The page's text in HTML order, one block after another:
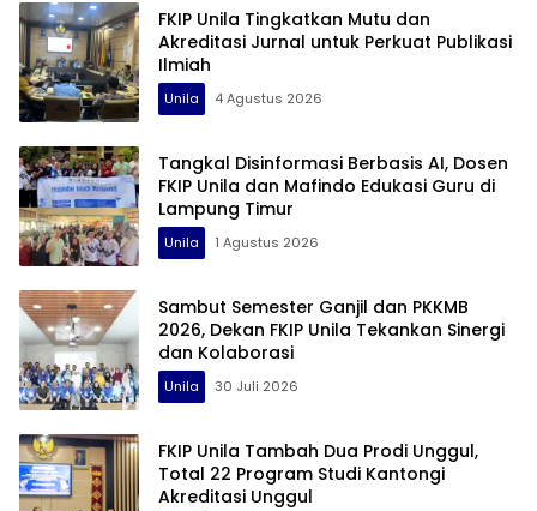
FKIP Unila Tingkatkan Mutu dan
Akreditasi Jurnal untuk Perkuat Publikasi
Ilmiah
Unila 4 Agustus 2026
Tangkal Disinformasi Berbasis AI, Dosen
FKIP Unila dan Mafindo Edukasi Guru di
Lampung Timur
Unila 1 Agustus 2026
Sambut Semester Ganjil dan PKKMB
2026, Dekan FKIP Unila Tekankan Sinergi
dan Kolaborasi
Unila 30 Juli 2026
FKIP Unila Tambah Dua Prodi Unggul,
Total 22 Program Studi Kantongi
Akreditasi Unggul